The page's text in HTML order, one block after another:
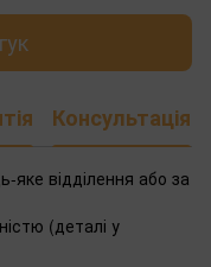
Консультація
яке відділення або за
(деталі у